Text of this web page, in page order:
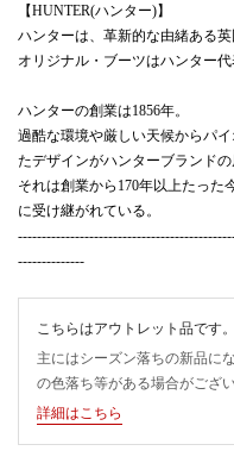
【HUNTER(ハンター)】
ハンターは、革新的な由緒ある英
オリジナル・ブーツはハンター
ハンターの創業は1856年。
過酷な環境や厳しい天候からパ
たデザインがハンターブランドの
それは創業から170年以上たった
に受け継がれている。
--------------
こちらはアウトレット品です。
主にはシーズン落ちの新品に
の色落ち等がある場合がござ
詳細はこちら